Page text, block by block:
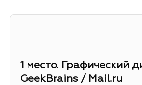
1 место. Графический
GeekBrains / Mail.ru